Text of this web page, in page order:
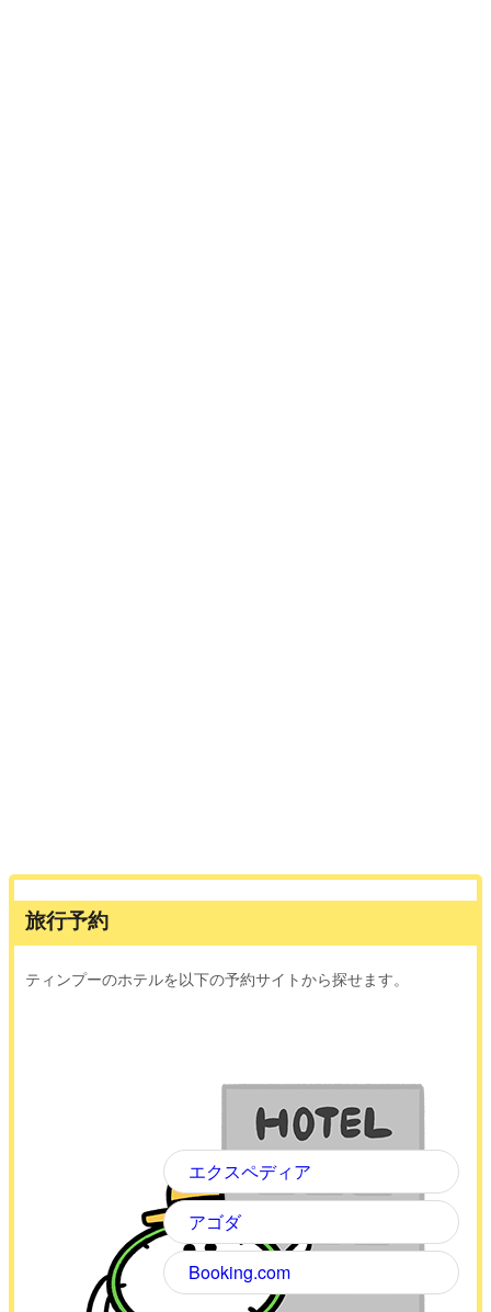
旅行予約
ティンプーのホテルを以下の予約サイトから探せます。
エクスペディア
アゴダ
Booking.com